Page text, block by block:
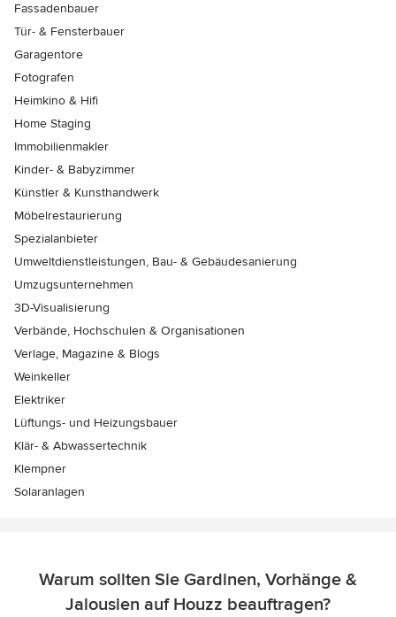
Fassadenbauer
Tür- & Fensterbauer
Garagentore
Fotografen
Heimkino & Hifi
Home Staging
Immobilienmakler
Kinder- & Babyzimmer
Künstler & Kunsthandwerk
Möbelrestaurierung
Spezialanbieter
Umweltdienstleistungen, Bau- & Gebäudesanierung
Umzugsunternehmen
3D-Visualisierung
Verbände, Hochschulen & Organisationen
Verlage, Magazine & Blogs
Weinkeller
Elektriker
Lüftungs- und Heizungsbauer
Klär- & Abwassertechnik
Klempner
Solaranlagen
Warum sollten Sie Gardinen, Vorhänge &
Jalousien auf Houzz beauftragen?